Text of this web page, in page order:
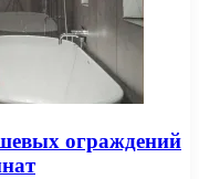
ограждений